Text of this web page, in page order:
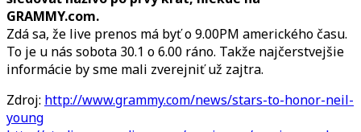
GRAMMY.com.
Zdá sa, že live prenos má byť o 9.00PM amerického času.
To je u nás sobota 30.1 o 6.00 ráno. Takže najčerstvejšie
informácie by sme mali zverejniť už zajtra.
Zdroj: http://www.grammy.com/news/stars-to-honor-neil-
young